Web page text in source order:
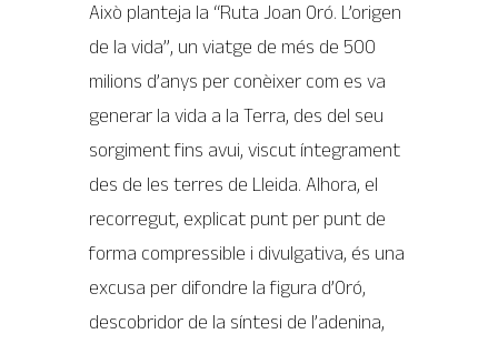
Això planteja la “Ruta Joan Oró. L’origen
de la vida”, un viatge de més de 500
milions d’anys per conèixer com es va
generar la vida a la Terra, des del seu
sorgiment fins avui, viscut íntegrament
des de les terres de Lleida. Alhora, el
recorregut, explicat punt per punt de
forma compressible i divulgativa, és una
excusa per difondre la figura d’Oró,
descobridor de la síntesi de l’adenina,